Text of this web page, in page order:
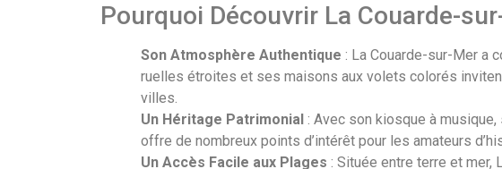
Pourquoi Découvrir La Couarde-
Son Atmosphère Authentique : La Couarde-sur-Mer a
ruelles étroites et ses maisons aux volets colorés
villes.
Un Héritage Patrimonial : Avec son kiosque à
offre de nombreux points d’intérêt pour les amateurs
Un Accès Facile aux Plages : Située entre terre et mer,